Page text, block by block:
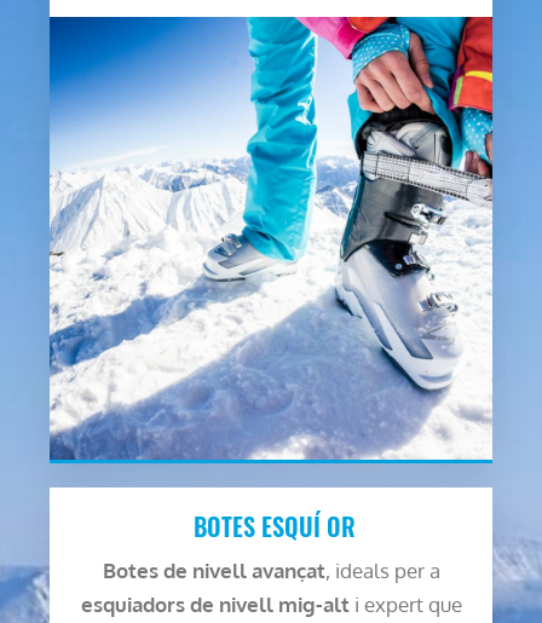
BOTES ESQUÍ OR
Botes de nivell avançat, ideals per a
esquiadors de nivell mig-alti expert que